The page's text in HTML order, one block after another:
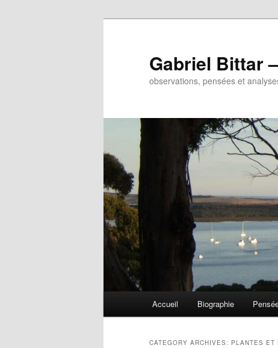
Gabriel Bittar
observations, pensées et
Skip to primary content
Skip to secondary content
Accueil Biographie
CATEGORY ARCHIVES: PLANTES ET